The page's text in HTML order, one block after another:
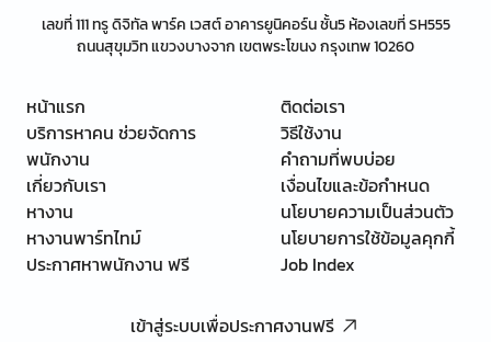
เลขที่ 111 ทรู ดิจิทัล พาร์ค เวสต์ อาคารยูนิคอร์น ชั้น5 ห้องเลขที่ SH555
ถนนสุขุมวิท แขวงบางจาก เขตพระโขนง กรุงเทพ 10260
หน้าแรก
บริการหาคน ช่วยจัดการ
พนักงาน
เกี่ยวกับเรา
หางาน
หางานพาร์ทไทม์
ประกาศหาพนักงาน ฟรี
ติดต่อเรา
วิธีใช้งาน
คำถามที่พบบ่อย
เงื่อนไขและข้อกำหนด
นโยบายความเป็นส่วนตัว
นโยบายการใช้ข้อมูลคุกกี้
Job Index
เข้าสู่ระบบเพื่อประกาศงานฟรี